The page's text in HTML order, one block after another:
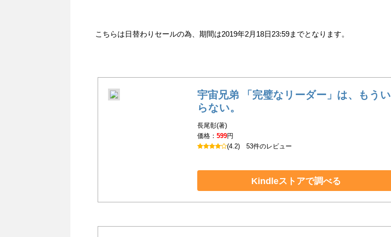
こちらは日替わりセールの為、期間は2019年2月18日23:59までとなります。
宇宙兄弟 「完璧なリーダー」は、もうい
らない。
長尾彰(著)
価格：599円
(4.2)53件のレビュー
Kindleストアで調べる